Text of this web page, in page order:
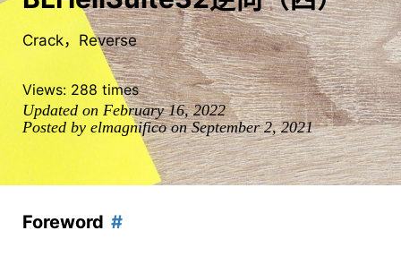
Crack，Reverse
Views: 288 times
Updated on February 16, 2022
Posted by elmagnifico on September 2, 2021
Foreword